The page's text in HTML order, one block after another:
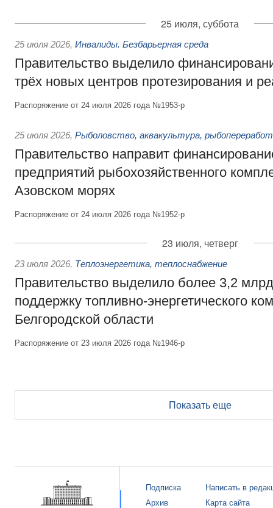
25 июля, суббота
25 июля 2026, Инвалиды. Безбарьерная среда
Правительство выделило
трёх новых центров протезирования и
Распоряжение от 24 июля 2026 года №1953-р
25 июля 2026, Рыболовство, аквакультура,
Правительство направит
предприятий рыбохозяйственного
Азовском морях
Распоряжение от 24 июля 2026 года №1952-р
23 июля, четверг
23 июля 2026, Теплоэнергетика, теплоснабжение
Правительство выделило более 3,2
поддержку топливно-энергетического
Белгородской области
Распоряжение от 23 июля 2026 года №1946-р
Показать еще
Подписка
Архив
Написать в
Карта сайта